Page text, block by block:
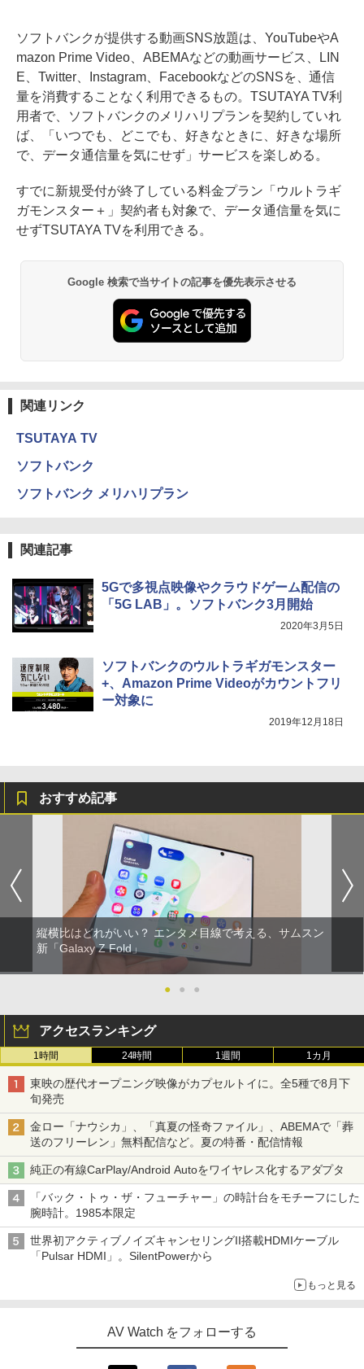
ソフトバンクが提供する動画SNS放題は、YouTubeやA
mazon Prime Video、ABEMAなどの動画サービス、LIN
E、Twitter、Instagram、FacebookなどのSNSを、通信
量を消費することなく利用できるもの。TSUTAYA TV利
用者で、ソフトバンクのメリハリプランを契約していれ
ば、「いつでも、どこでも、好きなときに、好きな場所
で、データ通信量を気にせず」サービスを楽しめる。
すでに新規受付が終了している料金プラン「ウルトラギ
ガモンスター＋」契約者も対象で、データ通信量を気に
せずTSUTAYA TVを利用できる。
Google 検索で当サイトの記事を優先表示させる
関連リンク
TSUTAYA TV
ソフトバンク
ソフトバンク メリハリプラン
関連記事
5Gで多視点映像やクラウドゲーム配信の
「5G LAB」。ソフトバンク3月開始
2020年3月5日
ソフトバンクのウルトラギガモンスター
+、Amazon Prime Videoがカウントフリ
ー対象に
2019年12月18日
おすすめ記事
縦横比はどれがいい？ エンタメ目線で考える、サムスン
新「Galaxy Z Fold」
● ● ●
アクセスランキング
1時間 24時間 1週間 1カ月
東映の歴代オープニング映像がカプセルトイに。全5種で8月下
旬発売
金ロー「ナウシカ」、「真夏の怪奇ファイル」、ABEMAで「葬
送のフリーレン」無料配信など。夏の特番・配信情報
純正の有線CarPlay/Android Autoをワイヤレス化するアダプタ
「バック・トゥ・ザ・フューチャー」の時計台をモチーフにした
腕時計。1985本限定
世界初アクティブノイズキャンセリングII搭載HDMIケーブル
「Pulsar HDMI」。SilentPowerから
もっと見る
AV Watch をフォローする